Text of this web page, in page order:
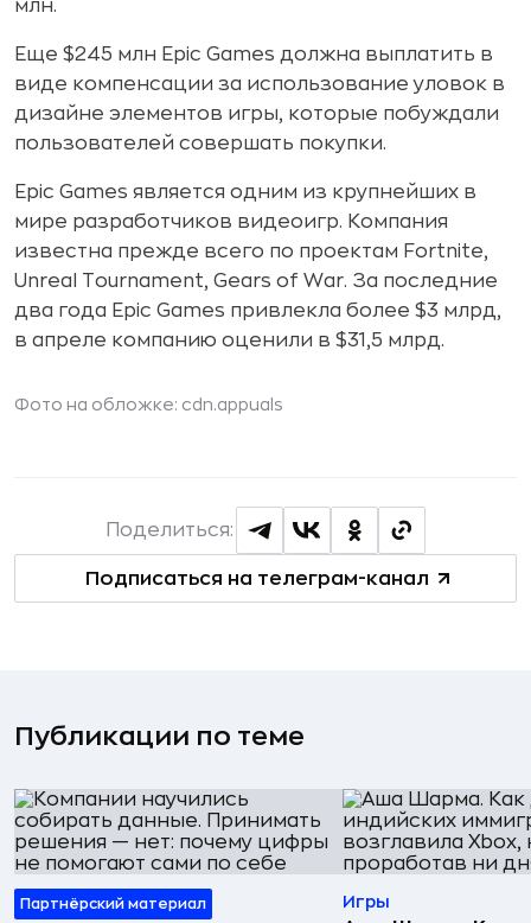
млн.
Еще $245 млн Epic Games должна выплатить в
виде компенсации за использование уловок в
дизайне элементов игры, которые побуждали
пользователей совершать покупки.
Epic Games является одним из крупнейших в
мире разработчиков видеоигр. Компания
известна прежде всего по проектам Fortnite,
Unreal Tournament, Gears of War. За последние
два года Epic Games привлекла более $3 млрд,
в апреле компанию оценили в $31,5 млрд.
Фото на обложке: cdn.appuals
Подписаться на телеграм-канал
Поделиться:
Публикации по теме
Партнёрский материал Игры